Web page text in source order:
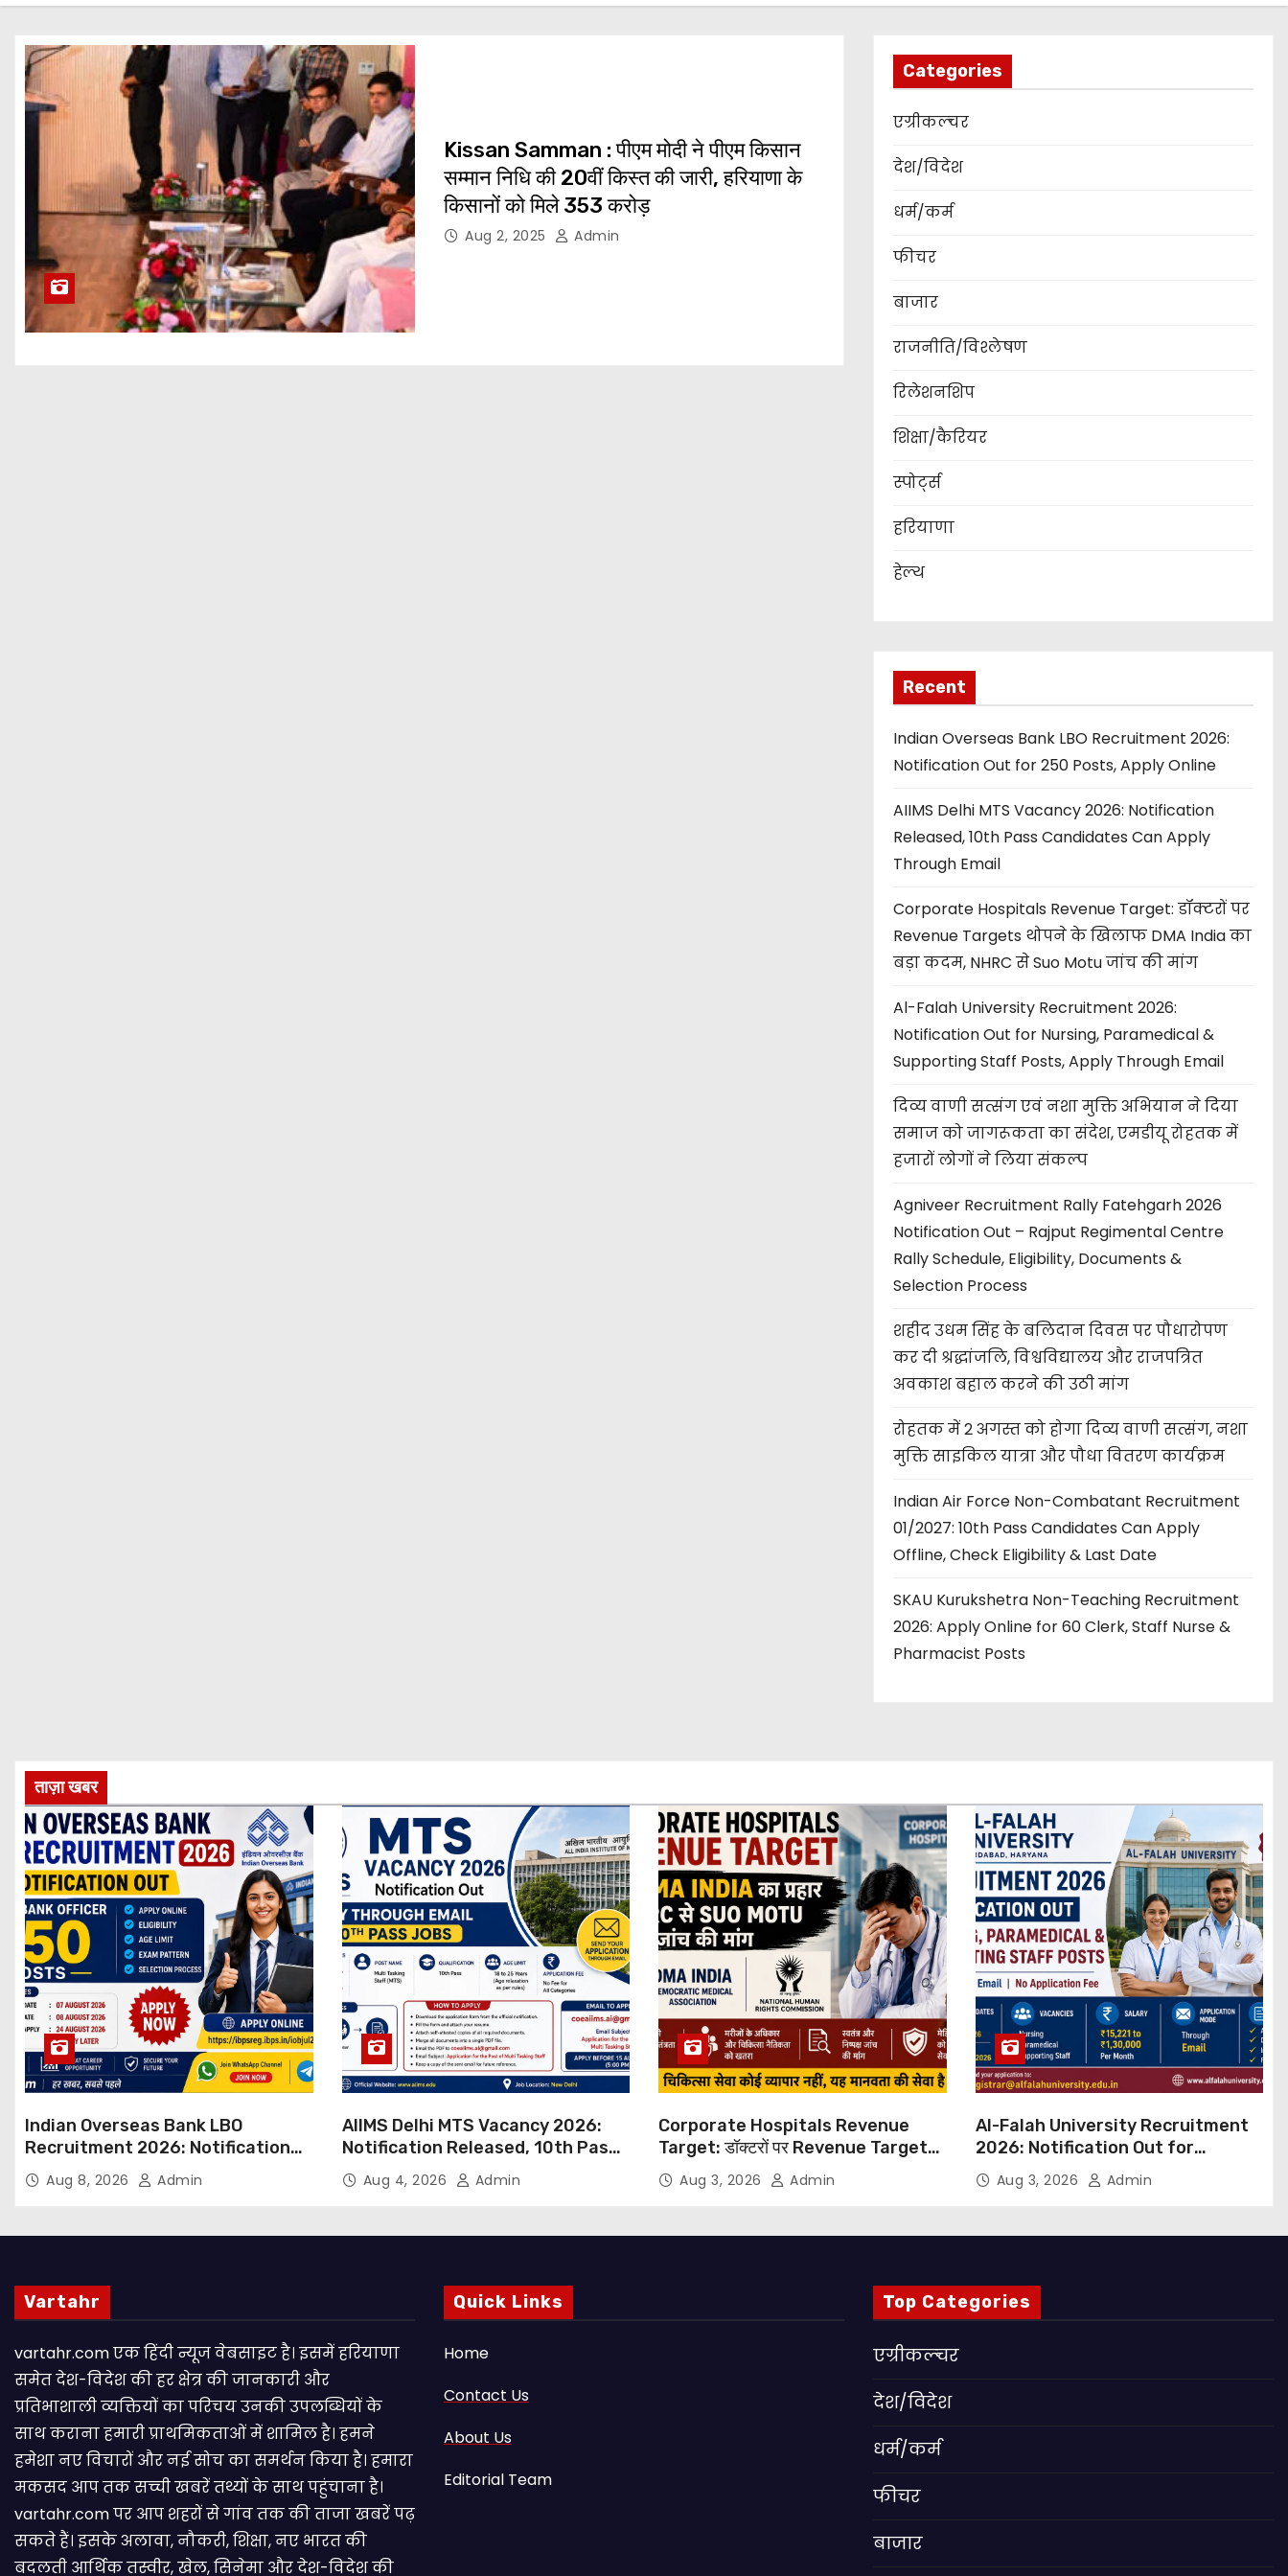
Kissan Samman : पीएम मोदी ने पीएम किसान
सम्मान निधि की 20वीं किस्त की जारी, हरियाणा के
किसानों को मिले 353 करोड़
Aug 2, 2025 Admin
Categories
एग्रीकल्चर
देश/विदेश
धर्म/कर्म
फीचर
बाजार
राजनीति/विश्लेषण
रिलेशनशिप
शिक्षा/कैरियर
स्पोर्ट्स
हरियाणा
हेल्थ
Recent
Indian Overseas Bank LBO Recruitment 2026:
Notification Out for 250 Posts, Apply Online
AIIMS Delhi MTS Vacancy 2026: Notification
Released, 10th Pass Candidates Can Apply
Through Email
Corporate Hospitals Revenue Target: डॉक्टरों पर
Revenue Targets थोपने के खिलाफ DMA India का
बड़ा कदम, NHRC से Suo Motu जांच की मांग
Al-Falah University Recruitment 2026:
Notification Out for Nursing, Paramedical &
Supporting Staff Posts, Apply Through Email
दिव्य वाणी सत्संग एवं नशा मुक्ति अभियान ने दिया
समाज को जागरूकता का संदेश, एमडीयू रोहतक में
हजारों लोगों ने लिया संकल्प
Agniveer Recruitment Rally Fatehgarh 2026
Notification Out – Rajput Regimental Centre
Rally Schedule, Eligibility, Documents &
Selection Process
शहीद उधम सिंह के बलिदान दिवस पर पौधारोपण
कर दी श्रद्धांजलि, विश्वविद्यालय और राजपत्रित
अवकाश बहाल करने की उठी मांग
रोहतक में 2 अगस्त को होगा दिव्य वाणी सत्संग, नशा
मुक्ति साइकिल यात्रा और पौधा वितरण कार्यक्रम
Indian Air Force Non-Combatant Recruitment
01/2027: 10th Pass Candidates Can Apply
Offline, Check Eligibility & Last Date
SKAU Kurukshetra Non-Teaching Recruitment
2026: Apply Online for 60 Clerk, Staff Nurse &
Pharmacist Posts
ताज़ा खबर
Indian Overseas Bank LBO
Recruitment 2026: Notification
Out for 250 Posts, Apply Online
Aug 8, 2026 Admin
AIIMS Delhi MTS Vacancy 2026:
Notification Released, 10th Pass
Candidates Can Apply Through
Email
Aug 4, 2026 Admin
Corporate Hospitals Revenue
Target: डॉक्टरों पर Revenue Targets
थोपने के खिलाफ DMA India का बड़ा कदम,
NHRC से Suo Motu जांच की मांग
Aug 3, 2026 Admin
Al-Falah University Recruitment
2026: Notification Out for
Nursing, Paramedical &
Supporting Staff Posts, Apply
Aug 3, 2026 Admin
Vartahr
vartahr.com एक हिंदी न्यूज वेबसाइट है। इसमें हरियाणा
समेत देश-विदेश की हर क्षेत्र की जानकारी और
प्रतिभाशाली व्यक्तियों का परिचय उनकी उपलब्धियों के
साथ कराना हमारी प्राथमिकताओं में शामिल है। हमने
हमेशा नए विचारों और नई सोच का समर्थन किया है। हमारा
मकसद आप तक सच्ची खबरें तथ्यों के साथ पहुंचाना है।
vartahr.com पर आप शहरों से गांव तक की ताजा खबरें पढ़
सकते हैं। इसके अलावा, नौकरी, शिक्षा, नए भारत की
बदलती आर्थिक तस्वीर, खेल, सिनेमा और देश-विदेश की
Quick Links
Home
Contact Us
About Us
Editorial Team
Top Categories
एग्रीकल्चर
देश/विदेश
धर्म/कर्म
फीचर
बाजार